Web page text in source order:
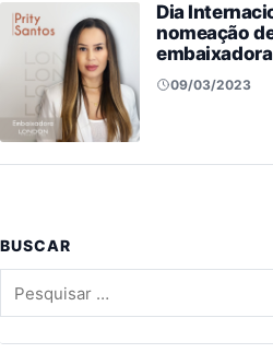
Dia
nomeação
09/03/2023
BUSCAR